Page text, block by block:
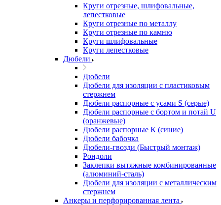
Круги отрезные, шлифовальные,
лепестковые
Круги отрезные по металлу
Круги отрезные по камню
Круги шлифовальные
Круги лепестковые
Дюбели
Дюбели
Дюбели для изоляции с пластиковым
стержнем
Дюбели распорные с усами S (серые)
Дюбели распорные c бортом и потай U
(оранжевые)
Дюбели распорные К (синие)
Дюбели бабочка
Дюбели-гвозди (Быстрый монтаж)
Рондоли
Заклепки вытяжные комбинированные
(алюминий-сталь)
Дюбели для изоляции с металлическим
стержнем
Анкеры и перфорированная лента